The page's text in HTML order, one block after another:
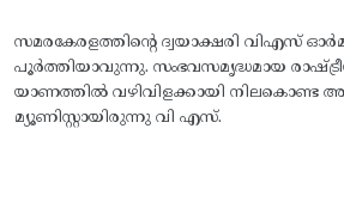
സമരകേരളത്തിൻ്റെ ദ്വയാക്ഷരി വിഎസ്
പൂർത്തിയാവുന്നു. സംഭവസമൃദ്ധമായ
യാണത്തിൽ വഴിവിളക്കായി നിലകൊണ്ട
മ്യൂണിസ്റ്റായിരുന്നു വി എസ്.